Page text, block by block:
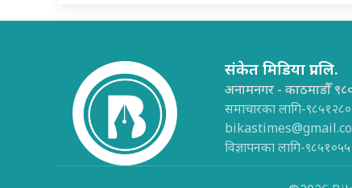
संकेत मिडिया प्रा.लि.
अनामनगर - काठमाडौँ
समाचारका लागि-
विज्ञापनका लागि-